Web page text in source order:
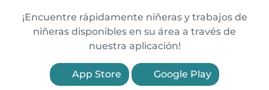
¡Encuentre rápidamente niñeras y trabajos de
niñeras disponibles en su área a través de
nuestra aplicación!
App Store Google Play